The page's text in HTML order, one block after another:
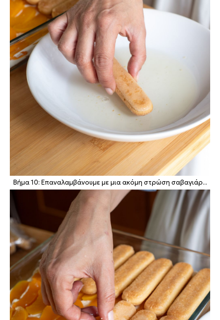
Βήμα 10: Επαναλαμβάνουμε με μια ακόμη στρώση σαβαγιάρ...